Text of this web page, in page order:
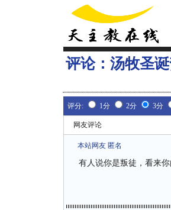
评论： 汤牧圣
评分: 1分 2分 3分
网友评论
本站网友 匿名
有人说你是叛徒，看来你